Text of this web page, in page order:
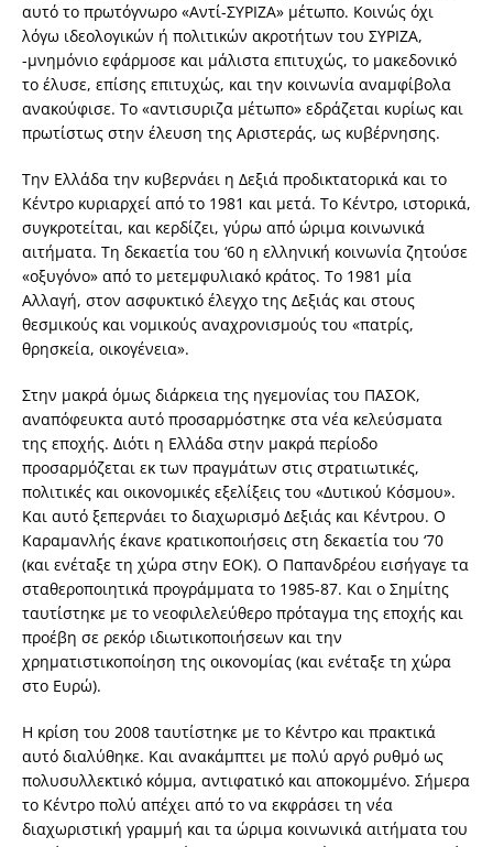
αυτό το πρωτόγνωρο «Αντί-ΣΥΡΙΖΑ» μέτωπο. Κοινώς όχι
λόγω ιδεολογικών ή πολιτικών ακροτήτων του ΣΥΡΙΖΑ,
-μνημόνιο εφάρμοσε και μάλιστα επιτυχώς, το μακεδονικό
το έλυσε, επίσης επιτυχώς, και την κοινωνία αναμφίβολα
ανακούφισε. Το «αντισυριζα μέτωπο» εδράζεται κυρίως και
πρωτίστως στην έλευση της Αριστεράς, ως κυβέρνησης.
Την Ελλάδα την κυβερνάει η Δεξιά προδικτατορικά και το
Κέντρο κυριαρχεί από το 1981 και μετά. Το Κέντρο, ιστορικά,
συγκροτείται, και κερδίζει, γύρω από ώριμα κοινωνικά
αιτήματα. Τη δεκαετία του ‘60 η ελληνική κοινωνία ζητούσε
«οξυγόνο» από το μετεμφυλιακό κράτος. Το 1981 μία
Αλλαγή, στον ασφυκτικό έλεγχο της Δεξιάς και στους
θεσμικούς και νομικούς αναχρονισμούς του «πατρίς,
θρησκεία, οικογένεια».
Στην μακρά όμως διάρκεια της ηγεμονίας του ΠΑΣΟΚ,
αναπόφευκτα αυτό προσαρμόστηκε στα νέα κελεύσματα
της εποχής. Διότι η Ελλάδα στην μακρά περίοδο
προσαρμόζεται εκ των πραγμάτων στις στρατιωτικές,
πολιτικές και οικονομικές εξελίξεις του «Δυτικού Κόσμου».
Και αυτό ξεπερνάει το διαχωρισμό Δεξιάς και Κέντρου. Ο
Καραμανλής έκανε κρατικοποιήσεις στη δεκαετία του ‘70
(και ενέταξε τη χώρα στην ΕΟΚ). Ο Παπανδρέου εισήγαγε τα
σταθεροποιητικά προγράμματα το 1985-87. Και ο Σημίτης
ταυτίστηκε με το νεοφιλελεύθερο πρόταγμα της εποχής και
προέβη σε ρεκόρ ιδιωτικοποιήσεων και την
χρηματιστικοποίηση της οικονομίας (και ενέταξε τη χώρα
στο Ευρώ).
Η κρίση του 2008 ταυτίστηκε με το Κέντρο και πρακτικά
αυτό διαλύθηκε. Και ανακάμπτει με πολύ αργό ρυθμό ως
πολυσυλλεκτικό κόμμα, αντιφατικό και αποκομμένο. Σήμερα
το Κέντρο πολύ απέχει από το να εκφράσει τη νέα
διαχωριστική γραμμή και τα ώριμα κοινωνικά αιτήματα του